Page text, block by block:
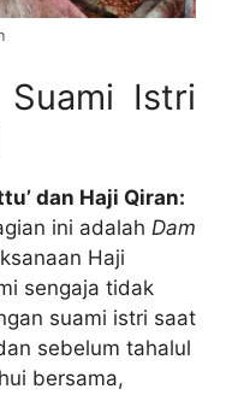
Suami Istri
dan Haji Qiran:
ini adalah Dam
Haji
sengaja tidak
suami istri saat
sebelum tahalul
bersama,